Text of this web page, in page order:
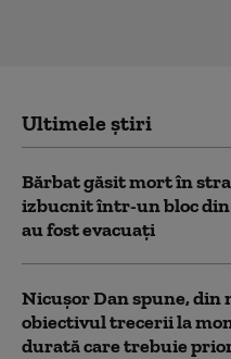
Ultimele știri
Bărbat găsit mort în
izbucnit într-un bloc
au fost evacuați
Nicușor Dan spune, din
obiectivul trecerii la
durată care trebuie